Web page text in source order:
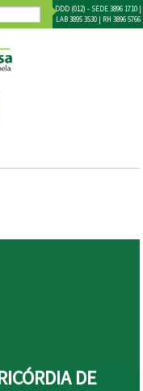
DDD (012) - SEDE 3896 1710 |
LAB 3895 3530 | RH 3896 5766
DE